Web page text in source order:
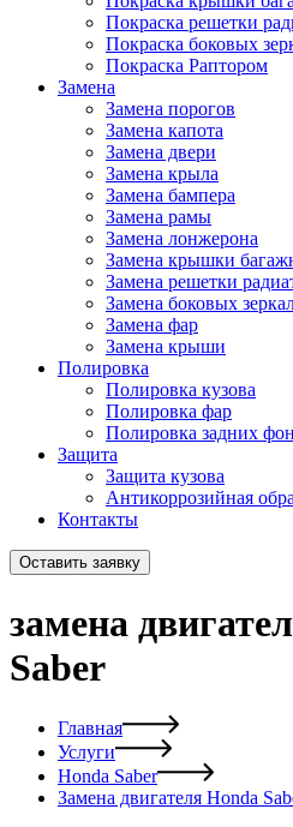
Покраска решетки
Покраска боковых
Покраска Раптором
Замена
Замена порогов
Замена капота
Замена двери
Замена крыла
Замена бампера
Замена рамы
Замена лонжерона
Замена крышки
Замена решетки
Замена боковых
Замена фар
Замена крыши
Полировка
Полировка кузова
Полировка фар
Полировка задних
Защита
Защита кузова
Антикоррозийная
Контакты
Оставить заявку
замена
Saber
Главная
Услуги
Honda Saber
Замена двигателя Honda